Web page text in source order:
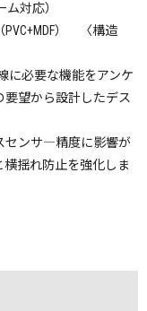
対応）
） 〈構造
に必要な機能をアンケ
望から設計したデス
センサ―精度に影響が
揺れ防止を強化しま